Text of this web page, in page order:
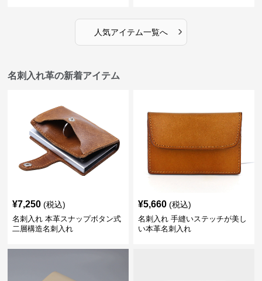
人気アイテム一覧へ ›
名刺入れ革の新着アイテム
¥7,250 (税込)
名刺入れ 本革スナップボタン式
二層構造名刺入れ
¥5,660 (税込)
名刺入れ 手縫いステッチが美し
い本革名刺入れ